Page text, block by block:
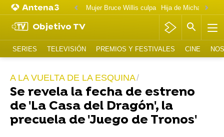
Mujer Bruce Willis culpa
Objetivo TV
SERIES TELEVISIÓN PREMIOS Y FESTIVALES CINE
A LA VUELTA DE LA ESQUINA
Se revela la fecha de estreno
de 'La Casa del Dragón', la
precuela de 'Juego de Tronos'